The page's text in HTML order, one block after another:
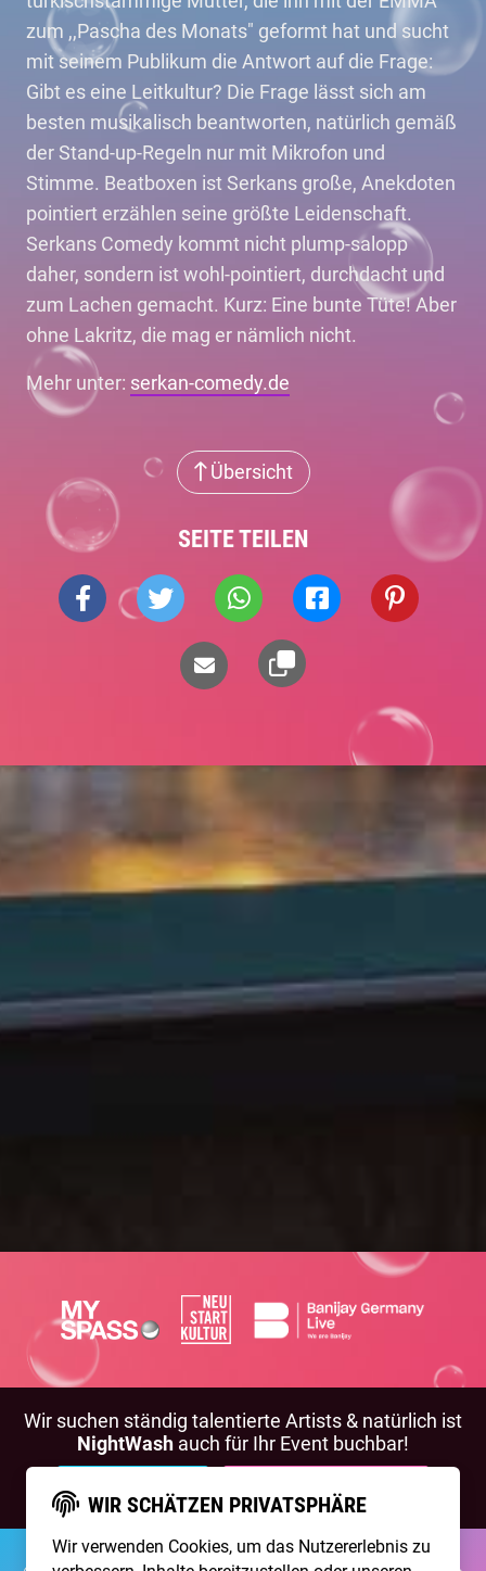
zum ,,Pascha des Monats" geformt hat und sucht
mit seinem Publikum die Antwort auf die Frage:
Gibt es eine Leitkultur? Die Frage lässt sich am
besten musikalisch beantworten, natürlich gemäß
der Stand-up-Regeln nur mit Mikrofon und
Stimme. Beatboxen ist Serkans große, Anekdoten
pointiert erzählen seine größte Leidenschaft.
Serkans Comedy kommt nicht plump-salopp
daher, sondern ist wohl-pointiert, durchdacht und
zum Lachen gemacht. Kurz: Eine bunte Tüte! Aber
ohne Lakritz, die mag er nämlich nicht.
Mehr unter: serkan-comedy.de
Übersicht
SEITE TEILEN
Wir suchen ständig talentierte Artists & natürlich ist
NightWash auch für Ihr Event buchbar!
WIR SCHÄTZEN PRIVATSPHÄRE
Wir verwenden Cookies, um das Nutzererlebnis zu